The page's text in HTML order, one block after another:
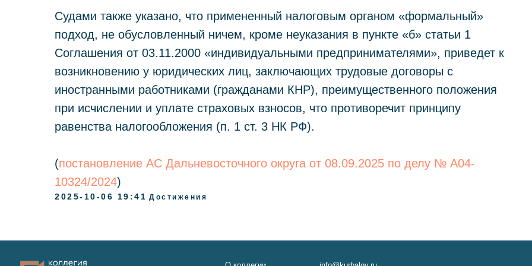
Судами также указано, что примененный налоговым органом «формальный»
подход, не обусловленный ничем, кроме неуказания в пункте «б» статьи 1
Соглашения от 03.11.2000 «индивидуальными предпринимателями», приведет к
возникновению у юридических лиц, заключающих трудовые договоры с
иностранными работниками (гражданами КНР), преимущественного положения
при исчислении и уплате страховых взносов, что противоречит принципу
равенства налогообложения (п. 1 ст. 3 НК РФ).
(постановление АС Дальневосточного округа от 08.09.2025 по делу № А04-
10324/2024)
2025-10-06 19:41 Достижения
info@kurbalov.ru
+7 911 925-66-88
О коллегии
Практики
Новости